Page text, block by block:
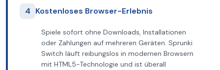
4 Kostenloses Browser-Erlebnis
Spiele sofort ohne Downloads, Installationen
oder Zahlungen auf mehreren Geräten. Sprunki
Switch läuft reibungslos in modernen Browsern
mit HTML5-Technologie und ist überall